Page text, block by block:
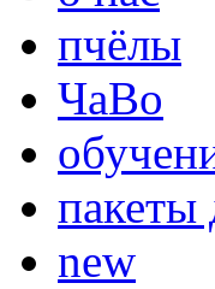
пчёлы
ЧаВо
пакеты
new